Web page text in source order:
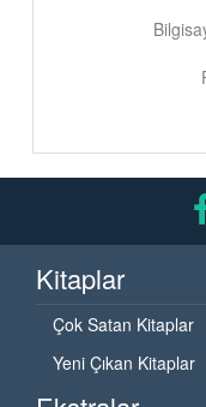
Kitaplar
Çok Satan Kitaplar
Yeni Çıkan Kitaplar